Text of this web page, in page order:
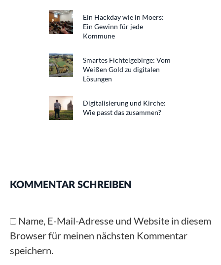
Ein Hackday wie in Moers:
Ein Gewinn für jede
Kommune
Smartes Fichtelgebirge: Vom
Weißen Gold zu digitalen
Lösungen
Digitalisierung und Kirche:
Wie passt das zusammen?
KOMMENTAR SCHREIBEN
Name, E-Mail-Adresse und Website in diesem
Browser für meinen nächsten Kommentar
speichern.